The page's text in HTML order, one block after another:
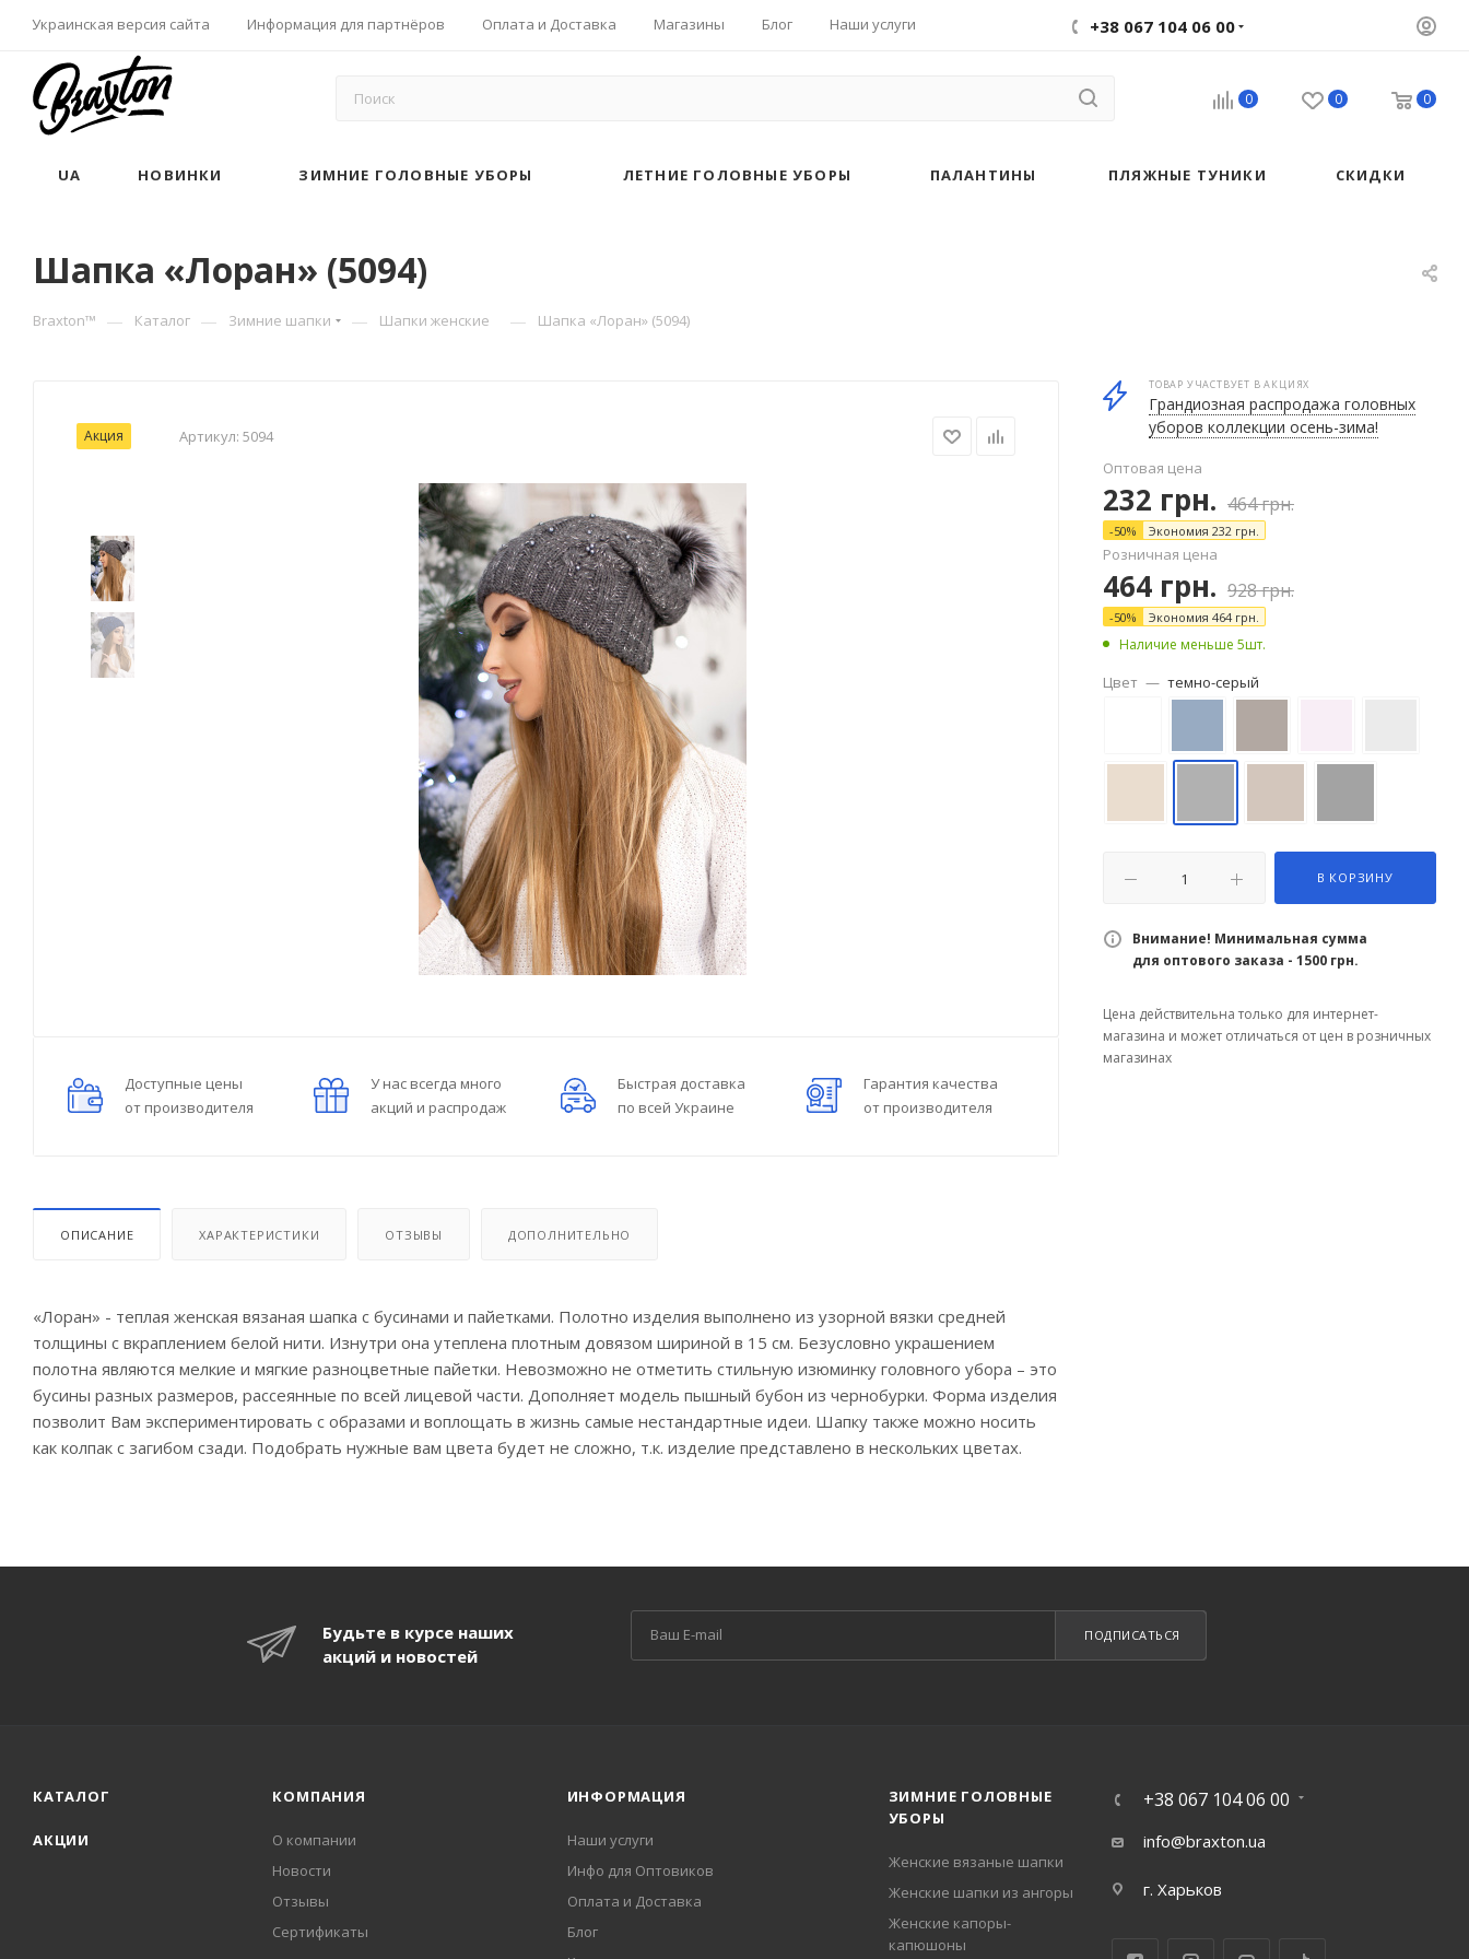
Украинская версия сайта Информация для партнёров Оплата и Доставка Магазины Блог Наши услуги +38 067 104 06 00
0 0 0
UA НОВИНКИ ЗИМНИЕ ГОЛОВНЫЕ УБОРЫ ЛЕТНИЕ ГОЛОВНЫЕ УБОРЫ ПАЛАНТИНЫ ПЛЯЖНЫЕ ТУНИКИ СКИДКИ
Шапка «Лоран» (5094)
Braxton™ — Каталог — Зимние шапки — Шапки женские — Шапка «Лоран» (5094)
Акция Артикул: 5094
Доступные цены
от производителя
У нас всегда много
акций и распродаж
Быстрая доставка
по всей Украине
Гарантия качества
от производителя
ОПИСАНИЕ ХАРАКТЕРИСТИКИ ОТЗЫВЫ ДОПОЛНИТЕЛЬНО
«Лоран» - теплая женская вязаная шапка с бусинами и пайетками. Полотно изделия выполнено из узорной вязки средней
толщины с вкраплением белой нити. Изнутри она утеплена плотным довязом шириной в 15 см. Безусловно украшением
полотна являются мелкие и мягкие разноцветные пайетки. Невозможно не отметить стильную изюминку головного убора – это
бусины разных размеров, рассеянные по всей лицевой части. Дополняет модель пышный бубон из чернобурки. Форма изделия
позволит Вам экспериментировать с образами и воплощать в жизнь самые нестандартные идеи. Шапку также можно носить
как колпак с загибом сзади. Подобрать нужные вам цвета будет не сложно, т.к. изделие представлено в нескольких цветах.
ТОВАР УЧАСТВУЕТ В АКЦИЯХ
Грандиозная распродажа головных
уборов коллекции осень-зима!
Оптовая цена
232 грн. 464грн.
-50% Экономия 232 грн.
Розничная цена
464 грн. 928грн.
-50% Экономия 464грн.
Наличие меньше 5шт.
Цвет — темно-серый
В КОРЗИНУ
Внимание! Минимальная сумма
для оптового заказа - 1500 грн.
Цена действительна только для интернет-
магазина и может отличаться от цен в розничных
магазинах
Будьте в курсе наших
акций и новостей
ПОДПИСАТЬСЯ
КАТАЛОГ
АКЦИИ
КОМПАНИЯ
О компании
Новости
Отзывы
Сертификаты
ИНФОРМАЦИЯ
Наши услуги
Инфо для Оптовиков
Оплата и Доставка
Блог
ЗИМНИЕ ГОЛОВНЫЕ
УБОРЫ
Женские вязаные шапки
Женские шапки из ангоры
Женские капоры-
капюшоны
+38 067 104 06 00
info@braxton.ua
г. Харьков